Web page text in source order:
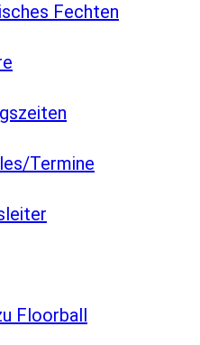
Fechten
Termine
Floorball